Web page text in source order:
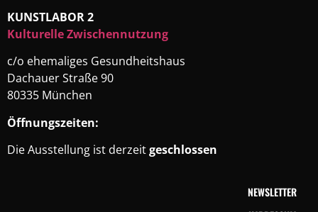
KUNSTLABOR 2
Kulturelle Zwischennutzung
c/o ehemaliges Gesundheitshaus
Dachauer Straße 90
80335 München
Öffnungszeiten:
Die Ausstellung ist derzeitgeschlossen
NEWSLETTER